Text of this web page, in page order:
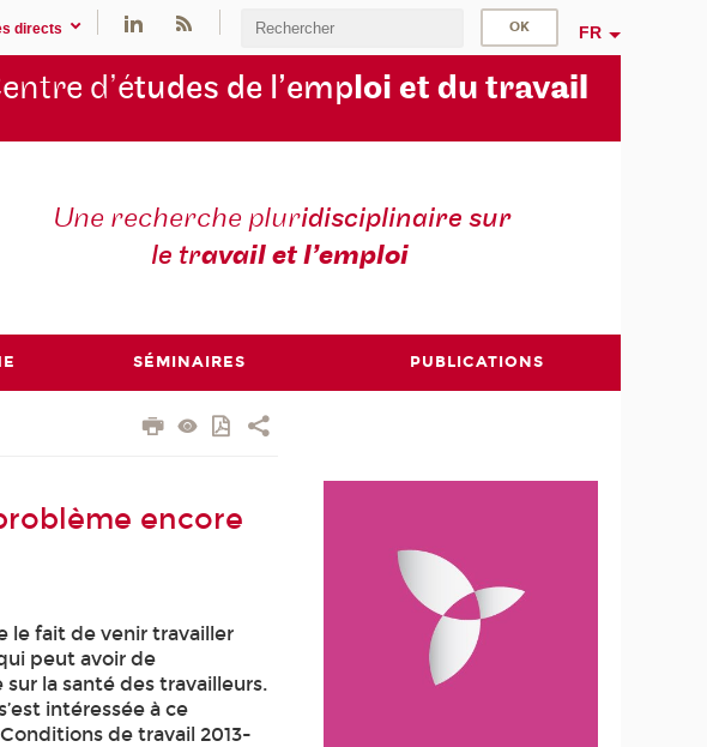
directs FR
d’études de l’emploi et du travail
Une recherche pluridisciplinaire sur
le travail et l’emploi
SÉMINAIRES PUBLICATIONS
encore
le fait de venir travailler
peut avoir de
la santé des travailleurs.
intéressée à ce
de travail 2013-